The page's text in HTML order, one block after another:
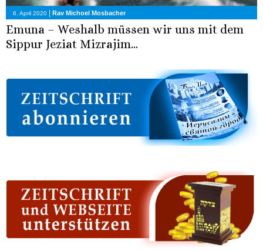
6. April 2020 Rav Michoel Mosbacher
Emuna – Weshalb müssen wir uns mit dem
Sippur Jeziat Mizrajim...